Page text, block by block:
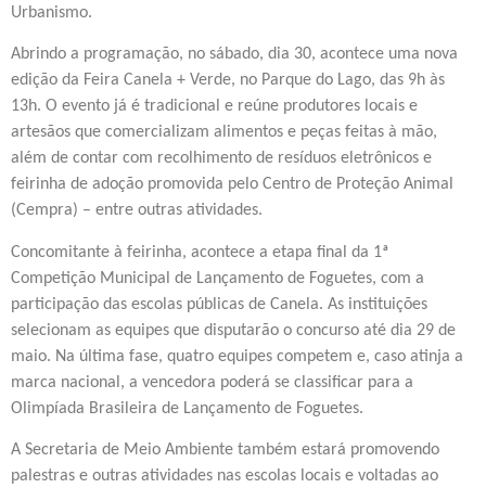
Urbanismo.
Abrindo a programação, no sábado, dia 30, acontece uma nova
edição da Feira Canela + Verde, no Parque do Lago, das 9h às
13h. O evento já é tradicional e reúne produtores locais e
artesãos que comercializam alimentos e peças feitas à mão,
além de contar com recolhimento de resíduos eletrônicos e
feirinha de adoção promovida pelo Centro de Proteção Animal
(Cempra) – entre outras atividades.
Concomitante à feirinha, acontece a etapa final da 1ª
Competição Municipal de Lançamento de Foguetes, com a
participação das escolas públicas de Canela. As instituições
selecionam as equipes que disputarão o concurso até dia 29 de
maio. Na última fase, quatro equipes competem e, caso atinja a
marca nacional, a vencedora poderá se classificar para a
Olimpíada Brasileira de Lançamento de Foguetes.
A Secretaria de Meio Ambiente também estará promovendo
palestras e outras atividades nas escolas locais e voltadas ao